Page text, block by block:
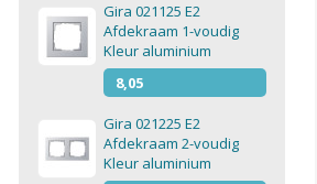
Gira 021125 E2
Afdekraam 1-voudig
Kleur aluminium
8,05
Gira 021225 E2
Afdekraam 2-voudig
Kleur aluminium